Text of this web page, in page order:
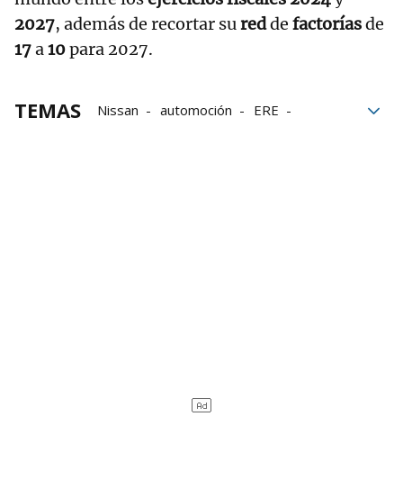
2027, además de recortar suredde factoríasde
17a10para 2027.
TEMAS Nissan automoción
ERE